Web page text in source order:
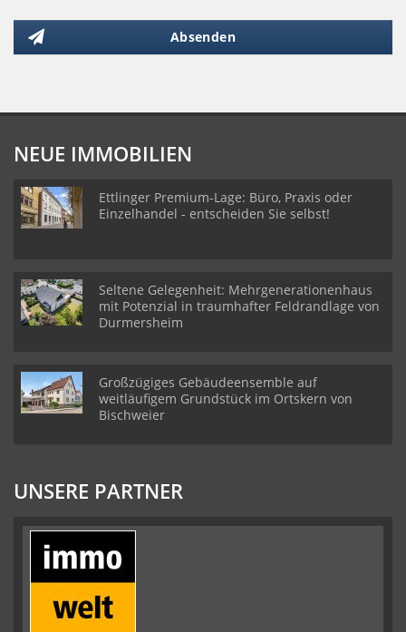
Absenden
NEUE IMMOBILIEN
Ettlinger Premium-Lage: Büro, Praxis oder
Einzelhandel - entscheiden Sie selbst!
Seltene Gelegenheit: Mehrgenerationenhaus
mit Potenzial in traumhafter Feldrandlage von
Durmersheim
Großzügiges Gebäudeensemble auf
weitläufigem Grundstück im Ortskern von
Bischweier
UNSERE PARTNER